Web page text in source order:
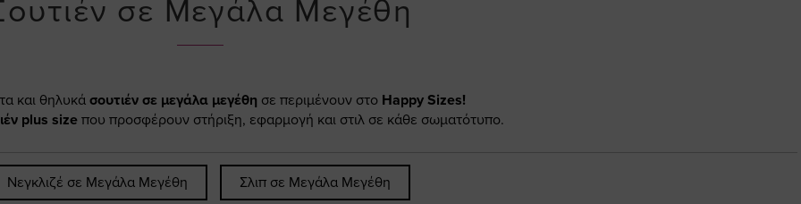
σε Μεγάλα Μεγέθη
και θηλυκά σουτιέν σε μεγάλα μεγέθη σε περιμένουν στο Happy Sizes!
plus size που προσφέρουν στήριξη, εφαρμογή και στιλ σε κάθε σωματότυπο.
Νεγκλιζέ σε Μεγάλα Μεγέθη Σλιπ σε Μεγάλα Μεγέθη